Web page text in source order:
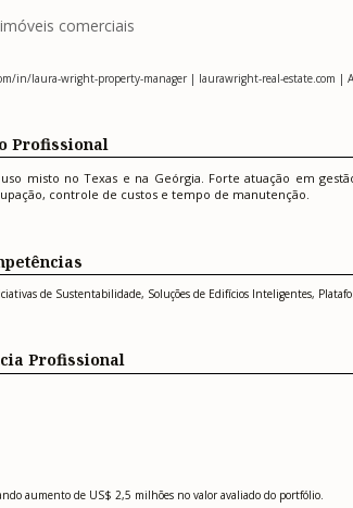
comerciais
in/laura-wright-property-manager | laurawright-real-estate.com |
Profissional
misto no Texas e na Geórgia. Forte atuação em
controle de custos e tempo de manutenção.
de Sustentabilidade, Soluções de Edifícios Inteligentes,
Profissional
aumento de US$ 2,5 milhões no valor avaliado do portfólio.